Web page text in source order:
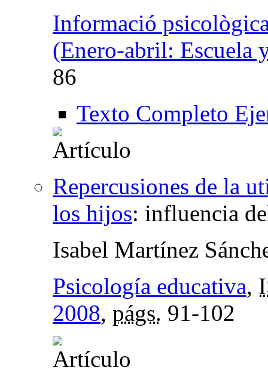
Informació
(Enero-abril: Escuela
86
Texto Completo
Repercusiones de la
los hijos: influencia
Isabel Martínez
Psicología educativa,
2008, págs. 91-102